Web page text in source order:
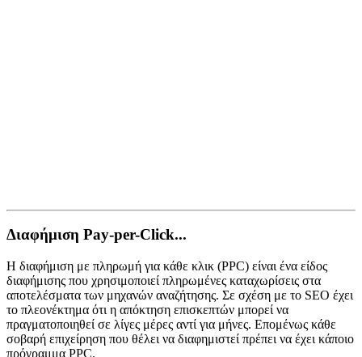
Διαφήμιση Pay-per-Click...
Η διαφήμιση με πληρωμή για κάθε κλικ (PPC) είναι ένα είδος
διαφήμισης που χρησιμοποιεί πληρωμένες καταχωρίσεις στα
αποτελέσματα των μηχανών αναζήτησης. Σε σχέση με το SEO έχει
το πλεονέκτημα ότι η απόκτηση επισκεπτών μπορεί να
πραγματοποιηθεί σε λίγες μέρες αντί για μήνες. Επομένως κάθε
σοβαρή επιχείρηση που θέλει να διαφημιστεί πρέπει να έχει κάποιο
πρόγραμμα PPC.